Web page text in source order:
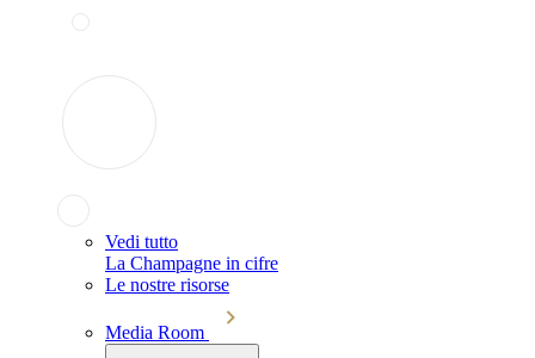
Vedi tutto
La Champagne in cifre
Le nostre risorse
Media Room